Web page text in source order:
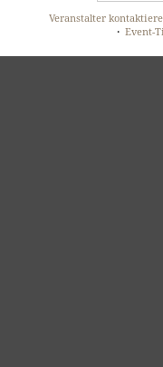
Veranstalter
Event-